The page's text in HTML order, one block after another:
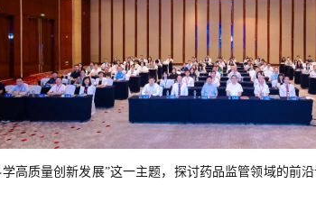
质量创新发展”这一主题，探讨药品监管领域的前